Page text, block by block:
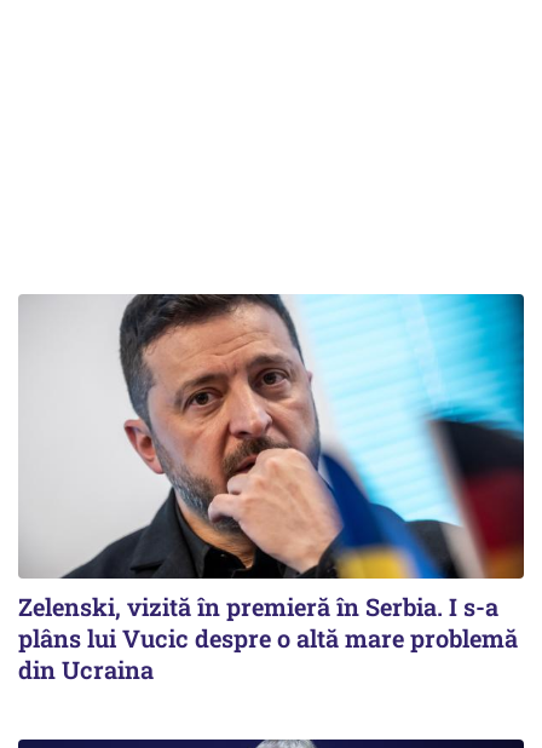
Zelenski, vizită în premieră în Serbia. I s-a
plâns lui Vucic despre o altă mare problemă
din Ucraina